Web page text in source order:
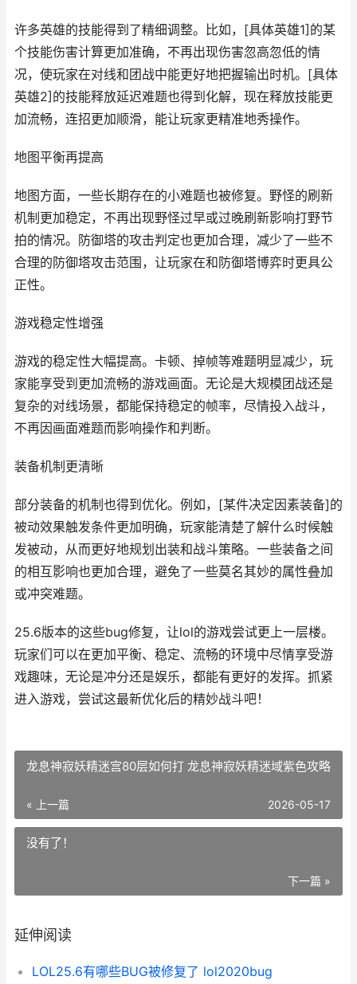
许多英雄的技能得到了精细调整。比如，[具体英雄1]的某
个技能伤害计算更加准确，不再出现伤害忽高忽低的情
况，使玩家在对线和团战中能更好地把握输出时机。[具体
英雄2]的技能释放延迟难题也得到化解，现在释放技能更
加流畅，连招更加顺滑，能让玩家更精准地秀操作。
地图平衡再提高
地图方面，一些长期存在的小难题也被修复。野怪的刷新
机制更加稳定，不再出现野怪过早或过晚刷新影响打野节
拍的情况。防御塔的攻击判定也更加合理，减少了一些不
合理的防御塔攻击范围，让玩家在和防御塔博弈时更具公
正性。
游戏稳定性增强
游戏的稳定性大幅提高。卡顿、掉帧等难题明显减少，玩
家能享受到更加流畅的游戏画面。无论是大规模团战还是
复杂的对线场景，都能保持稳定的帧率，尽情投入战斗，
不再因画面难题而影响操作和判断。
装备机制更清晰
部分装备的机制也得到优化。例如，[某件决定因素装备]的
被动效果触发条件更加明确，玩家能清楚了解什么时候触
发被动，从而更好地规划出装和战斗策略。一些装备之间
的相互影响也更加合理，避免了一些莫名其妙的属性叠加
或冲突难题。
25.6版本的这些bug修复，让lol的游戏尝试更上一层楼。
玩家们可以在更加平衡、稳定、流畅的环境中尽情享受游
戏趣味，无论是冲分还是娱乐，都能有更好的发挥。抓紧
进入游戏，尝试这最新优化后的精妙战斗吧！
龙息神寂妖精迷宫80层如何打 龙息神寂妖精迷域紫色攻略
« 上一篇 2026-05-17
没有了！
下一篇 »
延伸阅读
LOL25.6有哪些BUG被修复了 lol2020bug